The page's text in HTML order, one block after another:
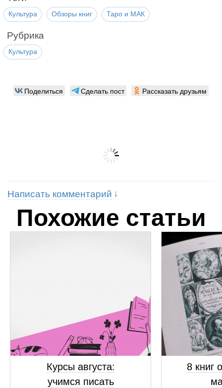
Культура Обзоры книг Таро и МАК
Рубрика
Культура
Поделиться Сделать пост Рассказать друзьям
Написать комментарий
Похожие статьи
Курсы августа:
учимся писать
8 книг